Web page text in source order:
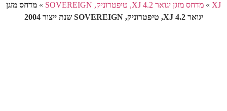
XJ
» מדחס מזגן יגואר XJ 4.2, טיפטרוניק, SOVEREIGN » מדחס מזגן
יגואר XJ 4.2, טיפטרוניק, SOVEREIGN שנת ייצור 2004